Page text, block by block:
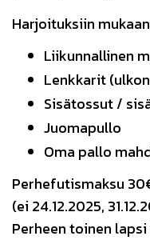
Harjoituksiin
Liikunnallinen
Lenkkarit
Sisätossut /
Juomapullo
Oma pallo
Perhefutismaksu
(ei 24.12.2025,
Perheen toinen lapsi